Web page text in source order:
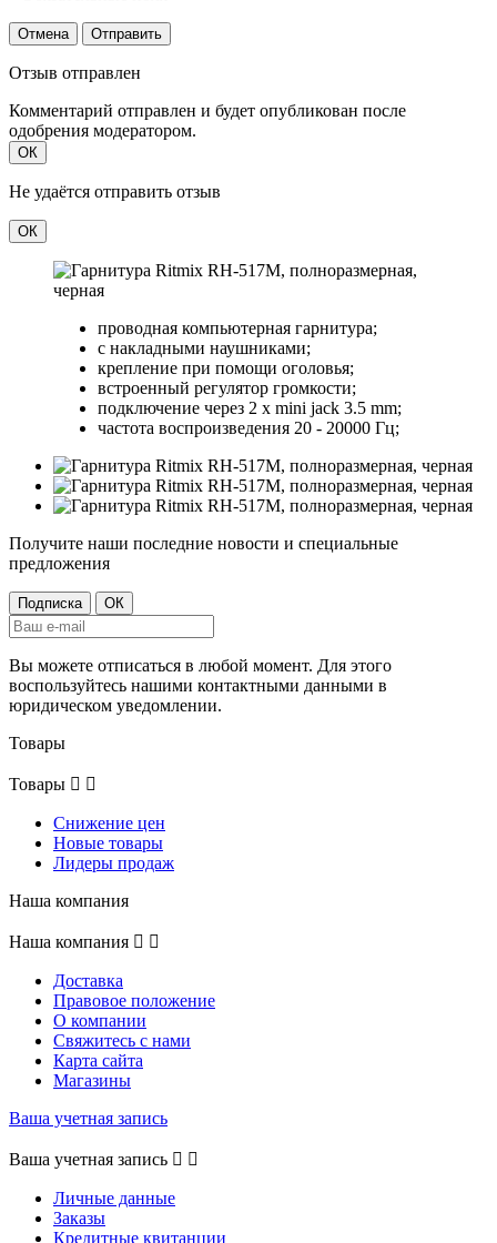
Отмена Отправить
Отзыв отправлен
Комментарий отправлен и будет опубликован после
одобрения модератором.
ОК
Не удаётся отправить отзыв
ОК
проводная компьютерная гарнитура;
с накладными наушниками;
крепление при помощи оголовья;
встроенный регулятор громкости;
подключение через 2 x mini jack 3.5 mm;
частота воспроизведения 20 - 20000 Гц;
Получите наши последние новости и специальные
предложения
Вы можете отписаться в любой момент. Для этого
воспользуйтесь нашими контактными данными в
юридическом уведомлении.
Товары
Товары  
Снижение цен
Новые товары
Лидеры продаж
Наша компания
Наша компания  
Доставка
Правовое положение
О компании
Свяжитесь с нами
Карта сайта
Магазины
Ваша учетная запись
Ваша учетная запись  
Личные данные
Заказы
Кредитные квитанции